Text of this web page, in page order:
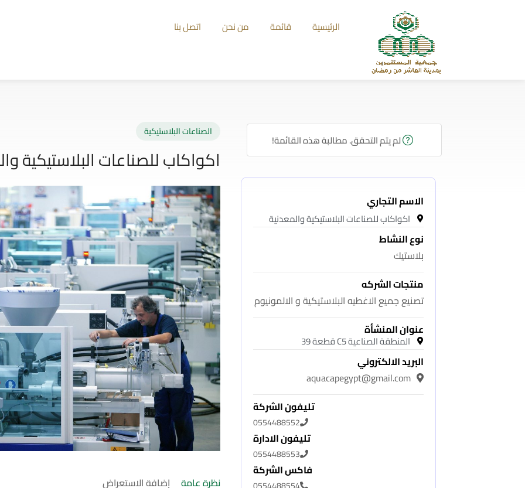
الرئيسية قائمة من نحن اتصل بنا
الصناعات البلاستيكية
اكواكاب للصناعات البلاستيكية
نظرة عامة إضافة الاستعراض
لم يتم التحقق. مطالبة هذه القائمة!
الاسم التجاري
اكواكاب للصناعات البلاستيكية والمعدنية
نوع النشاط
بلاستيك
منتجات الشركه
تصنيع جميع الاغطيه البلاستيكية و الالمونيوم
عنوان المنشأة
المنطقة الصناعية C5 قطعة 39
البريد الالكتروني
aquacapegypt@gmail.com
تليفون الشركة
0554488552
تليفون الادارة
0554488553
فاكس الشركة